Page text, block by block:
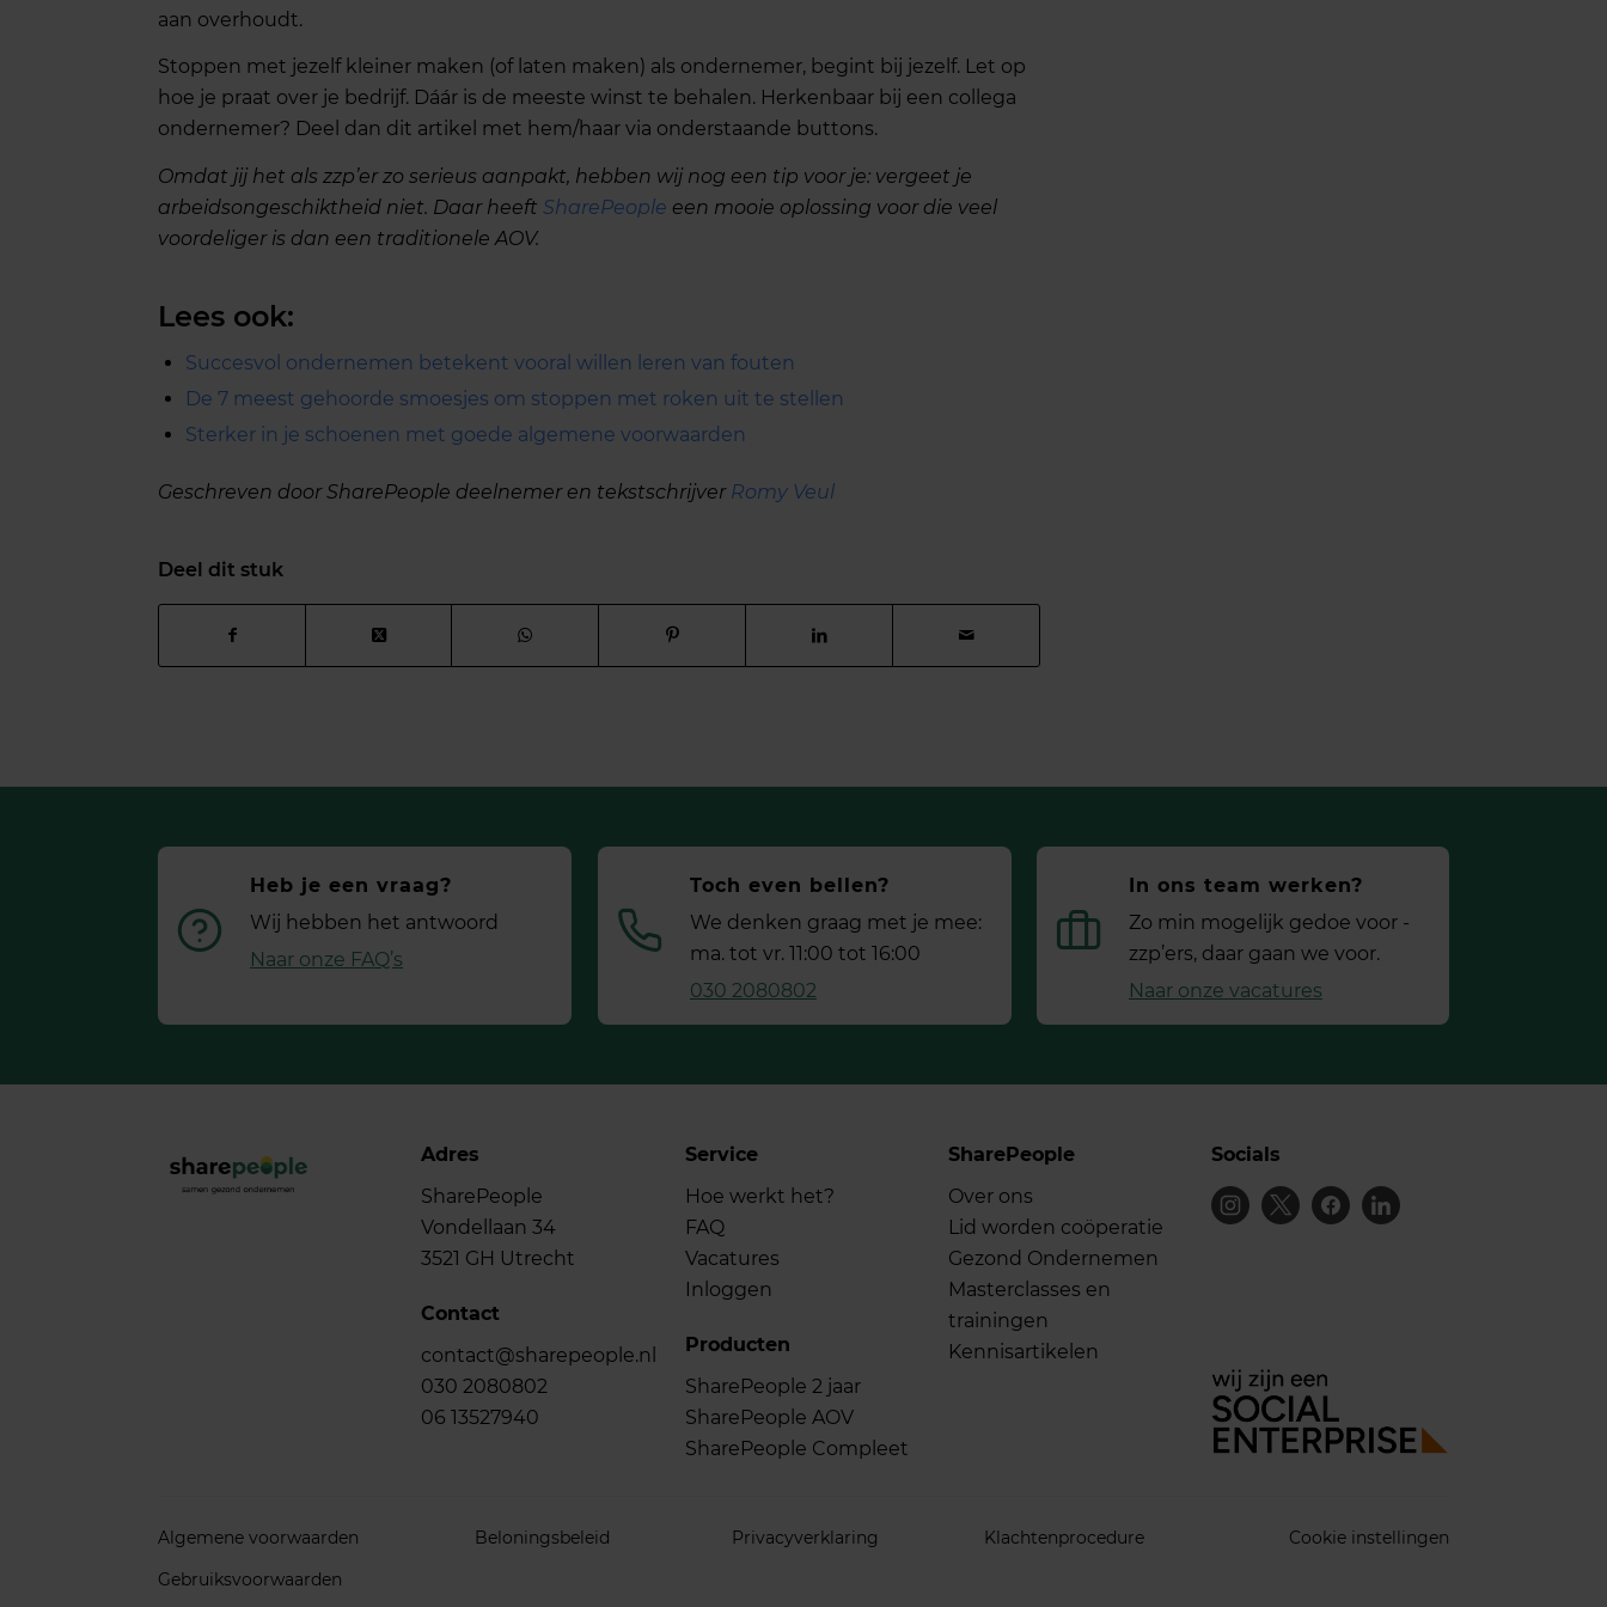
aan overhoudt.
Stoppen met jezelf kleiner maken (of laten maken) als ondernemer, begint bij jezelf. Let op
hoe je praat over je bedrijf. Dáár is de meeste winst te behalen. Herkenbaar bij een collega
ondernemer? Deel dan dit artikel met hem/haar via onderstaande buttons.
Omdat jij het als zzp’er zo serieus aanpakt, hebben wij nog een tip voor je: vergeet je
arbeidsongeschiktheid niet. Daar heeft SharePeople een mooie oplossing voor die veel
voordeliger is dan een traditionele AOV.
Lees ook:
Succesvol ondernemen betekent vooral willen leren van fouten
De 7 meest gehoorde smoesjes om stoppen met roken uit te stellen
Sterker in je schoenen met goede algemene voorwaarden
Geschreven door SharePeople deelnemer en tekstschrijver Romy Veul
Deel dit stuk
Heb je een vraag?
Wij hebben het antwoord
Naar onze FAQ’s
Toch even bellen?
We denken graag met je mee:
ma. tot vr. 11:00 tot 16:00
030 2080802
In ons team werken?
Zo min mogelijk gedoe voor ­
zzp’ers, daar gaan we voor.
Naar onze vacatures
Adres
SharePeople
Vondellaan 34
3521 GH Utrecht
Contact
contact@sharepeople.nl
030 2080802
06 13527940
Service
Hoe werkt het?
FAQ
Vacatures
Inloggen
Producten
SharePeople 2 jaar
SharePeople AOV
SharePeople Compleet
SharePeople
Over ons
Lid worden coöperatie
Gezond Ondernemen
Masterclasses en
trainingen
Kennisartikelen
Socials
Algemene voorwaarden
Gebruiksvoorwaarden
Beloningsbeleid Privacyverklaring Klachtenprocedure Cookie instellingen